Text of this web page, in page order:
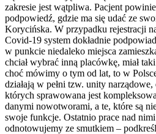
zakresie jest wątpliwa. Pacjent
podpowiedź, gdzie ma się udać ze
Korycińska. W przypadku rejestracji
Covid-19 system dokładnie
w punkcie niedaleko miejsca
chciał wybrać inną placówkę, miał
choć mówimy o tym od lat, to w
działają w pełni tzw. unity
których sprawowana jest
danymi nowotworami, a te, które są
swoje funkcje. Ostatnio prace nad
odnotowujemy ze smutkiem –